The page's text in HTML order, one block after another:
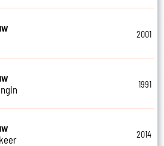
2001
1991
2014